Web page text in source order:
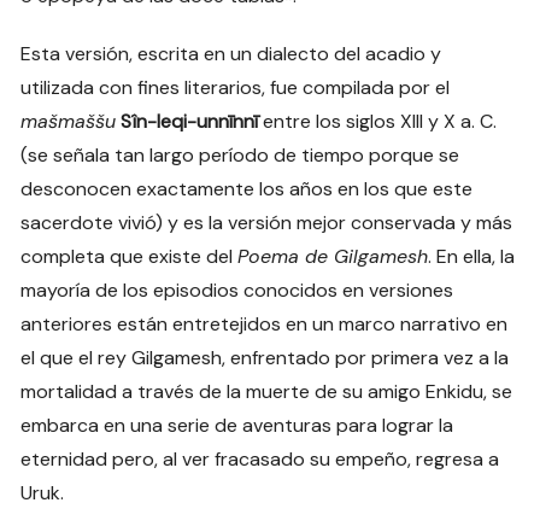
Esta versión, escrita en un dialecto del acadio y
utilizada con fines literarios, fue compilada por el
mašmaššu Sîn-leqi-unnīnnīentre los siglos XIII y X a. C.
(se señala tan largo período de tiempo porque se
desconocen exactamente los años en los que este
sacerdote vivió) y es la versión mejor conservada y más
completa que existe delPoema de Gilgamesh. En ella, la
mayoría de los episodios conocidos en versiones
anteriores están entretejidos en un marco narrativo en
el que el rey Gilgamesh, enfrentado por primera vez a la
mortalidad a través de la muerte de su amigo Enkidu, se
embarca en una serie de aventuras para lograr la
eternidad pero, al ver fracasado su empeño, regresa a
Uruk.